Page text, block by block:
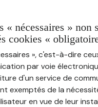
« nécessaires »
cookies «
», c'est-à-dire
par voie
d'un service de
exemptés de la
en vue de leur